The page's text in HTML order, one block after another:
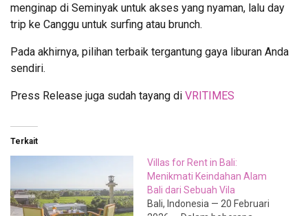
menginap di Seminyak untuk akses yang nyaman, lalu day
trip ke Canggu untuk surfing atau brunch.
Pada akhirnya, pilihan terbaik tergantung gaya liburan Anda
sendiri.
Press Release juga sudah tayang di VRITIMES
Terkait
Villas for Rent in Bali:
Menikmati Keindahan Alam
Bali dari Sebuah Vila
Bali, Indonesia — 20 Februari